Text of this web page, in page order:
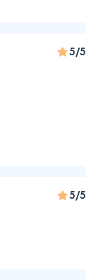
5/5
5/5